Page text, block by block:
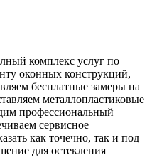
комплекс услуг по
оконных конструкций,
бесплатные замеры на
металлопластиковые
профессиональный
сервисное
как точечно, так и под
для остекления